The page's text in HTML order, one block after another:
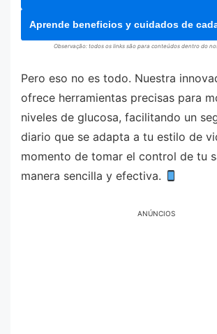
Aprende beneficios y cuidados de
Observação: todos os links são para conteúdos dentro do
Pero eso no es todo. Nuestra
ofrece herramientas precisas para
niveles de glucosa, facilitando un
diario que se adapta a tu estilo de
momento de tomar el control de tu
manera sencilla y efectiva.
ANÚNCIOS